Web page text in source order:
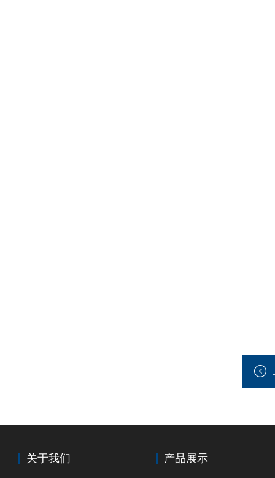
关于我们 产品展示